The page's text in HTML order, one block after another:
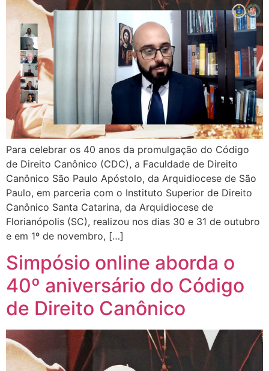
Para celebrar os 40 anos da promulgação do Código
de Direito Canônico (CDC), a Faculdade de Direito
Canônico São Paulo Apóstolo, da Arquidiocese de São
Paulo, em parceria com o Instituto Superior de Direito
Canônico Santa Catarina, da Arquidiocese de
Florianópolis (SC), realizou nos dias 30 e 31 de outubro
e em 1º de novembro, […]
Simpósio online aborda o
40º aniversário do Código
de Direito Canônico